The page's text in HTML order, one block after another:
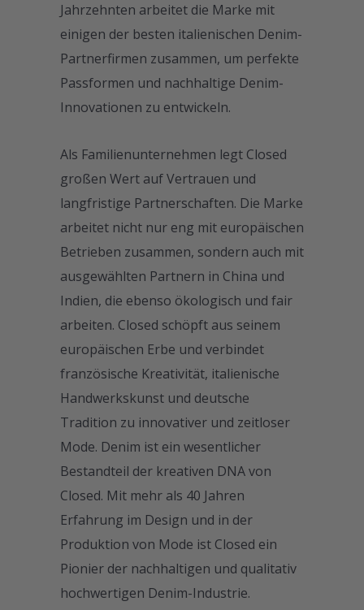
Jahrzehnten arbeitet die Marke mit
einigen der besten italienischen Denim-
Partnerfirmen zusammen, um perfekte
Passformen und nachhaltige Denim-
Innovationen zu entwickeln.
Als Familienunternehmen legt Closed
großen Wert auf Vertrauen und
langfristige Partnerschaften. Die Marke
arbeitet nicht nur eng mit europäischen
Betrieben zusammen, sondern auch mit
ausgewählten Partnern in China und
Indien, die ebenso ökologisch und fair
arbeiten. Closed schöpft aus seinem
europäischen Erbe und verbindet
französische Kreativität, italienische
Handwerkskunst und deutsche
Tradition zu innovativer und zeitloser
Mode. Denim ist ein wesentlicher
Bestandteil der kreativen DNA von
Closed. Mit mehr als 40 Jahren
Erfahrung im Design und in der
Produktion von Mode ist Closed ein
Pionier der nachhaltigen und qualitativ
hochwertigen Denim-Industrie.